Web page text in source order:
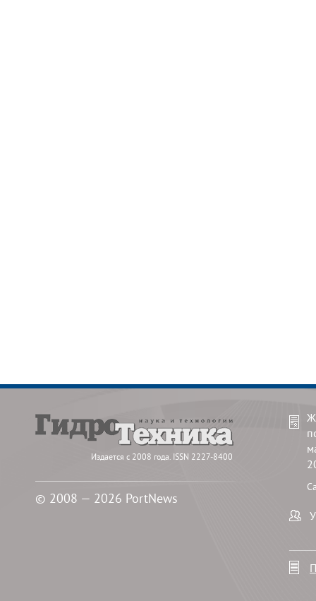
Издается с 2008 года. ISSN 2227-8400
© 2008 — 2026 PortNews